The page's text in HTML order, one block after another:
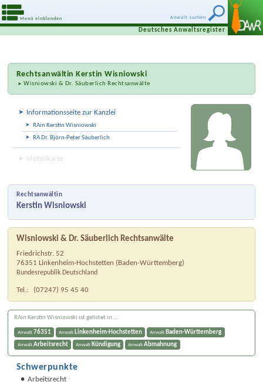
Anwalt suchen
Menü einblenden
Deutsches Anwaltsregister
RechtsanwältinKerstin Wisniowski
Wisniowski & Dr. Säuberlich Rechtsanwälte
Informationsseite zur Kanzlei
RAin Kerstin Wisniowski
RA Dr. Björn-Peter Säuberlich
Visitenkarte
Rechtsanwältin
Kerstin Wisniowski
Wisniowski & Dr. Säuberlich Rechtsanwälte
Friedrichstr. 52
76351 Linkenheim-Hochstetten ( Baden-Württemberg)
Bundesrepublik Deutschland
Tel.: (07247) 95 45 40
RAin Kerstin Wisniowski ist gelistet in ...
Anwalt 76351 Anwalt Linkenheim-Hochstetten Anwalt Baden-Württemberg
Anwalt Arbeitsrecht Anwalt Kündigung AnwaltAbmahnung
Schwerpunkte
Arbeitsrecht